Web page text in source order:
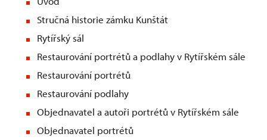
Stručná historie zámku Kunštát
Rytířský sál
Restaurování portrétů a podlahy v Rytířském sále
Restaurování portrétů
Restaurování podlahy
Objednavatel a autoři portrétů v Rytířském sále
Objednavatel portrétů